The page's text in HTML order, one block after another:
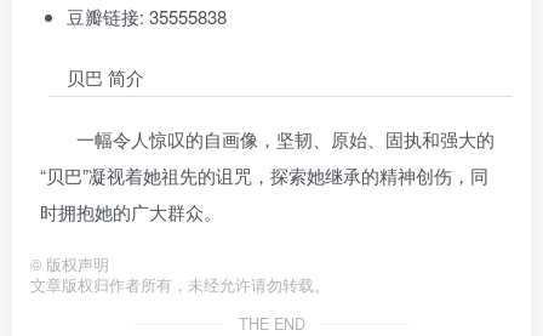
豆瓣链接: 35555838
贝巴 简介
一幅令人惊叹的自画像，坚韧、原始、固执和强大的
“贝巴”凝视着她祖先的诅咒，探索她继承的精神创伤，同
时拥抱她的广大群众。
© 版权声明
文章版权归作者所有，未经允许请勿转载。
THE END